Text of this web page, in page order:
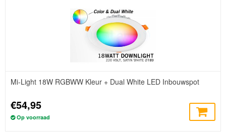
Mi-Light 18W RGBWW Kleur + Dual White LED Inbouwspot
€54,95
Op voorraad